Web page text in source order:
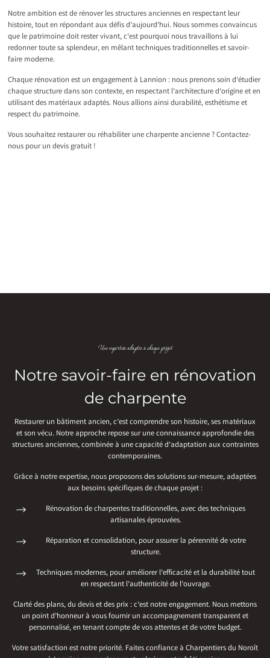
Notre ambition est de rénover les structures anciennes en respectant leur
histoire, tout en répondant aux défis d’aujourd’hui. Nous sommes convaincus
que le patrimoine doit rester vivant, c’est pourquoi nous travaillons à lui
redonner toute sa splendeur, en mêlant techniques traditionnelles et savoir-
faire moderne.
Chaque rénovation est un engagement à Lannion : nous prenons soin d’étudier
chaque structure dans son contexte, en respectant l’architecture d’origine et en
utilisant des matériaux adaptés. Nous allions ainsi durabilité, esthétisme et
respect du patrimoine.
Vous souhaitez restaurer ou réhabiliter une charpente ancienne ? Contactez-
nous pour un devis gratuit !
Une expertise adaptée à chaque projet
Notre savoir-faire en rénovation
de charpente
Restaurer un bâtiment ancien, c’est comprendre son histoire, ses matériaux
et son vécu. Notre approche repose sur une connaissance approfondie des
structures anciennes, combinée à une capacité d’adaptation aux contraintes
contemporaines.
Grâce à notre expertise, nous proposons des solutions sur-mesure, adaptées
aux besoins spécifiques de chaque projet :
Rénovation de charpentes traditionnelles, avec des techniques
artisanales éprouvées.
Réparation et consolidation, pour assurer la pérennité de votre
structure.
Techniques modernes, pour améliorer l’efficacité et la durabilité tout
en respectant l’authenticité de l’ouvrage.
Clarté des plans, du devis et des prix : c’est notre engagement. Nous mettons
un point d’honneur à vous fournir un accompagnement transparent et
personnalisé, en tenant compte de vos attentes et de votre budget.
Votre satisfaction est notre priorité. Faites confiance à Charpentiers du Noroît